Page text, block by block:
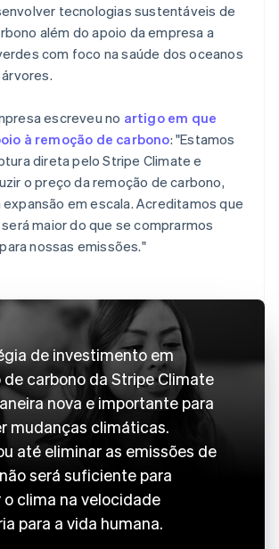
tecnologias sustentáveis de
além do apoio da empresa a
com foco na saúde dos oceanos
escreveu no artigo em que
à remoção de carbono: "Estamos
direta pelo Stripe Climate e
o preço da remoção de carbono,
em escala. Acreditamos que
maior do que se comprarmos
nossas emissões."
de investimento em
carbono da Stripe Climate
nova e importante para
mudanças climáticas.
até eliminar as emissões de
será suficiente para
o clima na velocidade
para a vida humana.